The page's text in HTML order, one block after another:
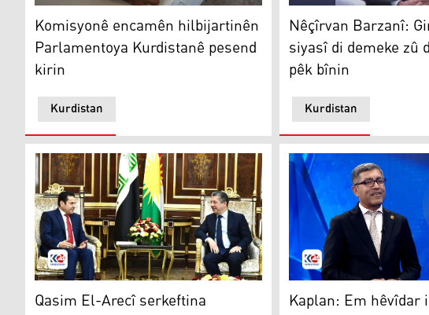
Komisyonê encamên hilbijartinên Parlamentoya Kurdistanê
Kurdistan
Komisyonê encamên hilbijartinên
Parlamentoya Kurdistanê pesend
kirin
Nêçîrvan Barzanî:
Kurdistan
Nêçîrvan Barzanî:
siyasî di demeke zû
pêk bînin
Qasim El-Arecî serkeftina hilbijartinan li Mesrûr Barzanî pîroz dike
Qasim El-Arecî serkeftina Kaplan: Em hêvîdar in
Kaplan: Em hêvîdar